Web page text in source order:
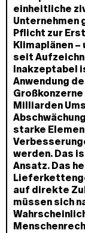
einheitliche
Unternehmen
Pflicht zur
Klimaplänen
seit
Inakzeptabel
Anwendung
Milliarden
starke
werden. Das
Ansatz. Das
auf direkte
müssen sich